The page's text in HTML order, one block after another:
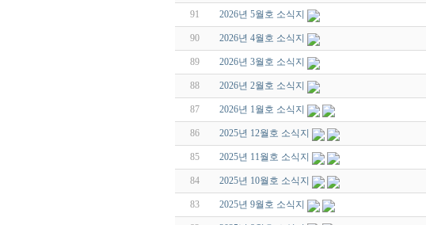
91 2026년 5월호 소식지
90 2026년 4월호 소식지
89 2026년 3월호 소식지
88 2026년 2월호 소식지
87 2026년 1월호 소식지
86 2025년 12월호 소식지
85 2025년 11월호 소식지
84 2025년 10월호 소식지
83 2025년 9월호 소식지